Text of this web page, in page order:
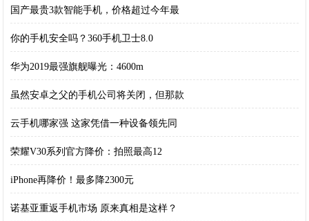
国产最贵3款智能手机，价格超过今年最
你的手机安全吗？360手机卫士8.0
华为2019最强旗舰曝光：4600m
虽然安卓之父的手机公司将关闭，但那款
云手机哪家强 这家凭借一种设备领先同
荣耀V30系列官方降价：拍照最高12
iPhone再降价！最多降2300元
诺基亚重返手机市场 原来真相是这样？